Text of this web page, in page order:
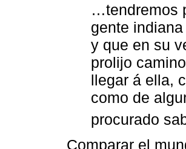
…tendremos
gente
y que en su
prolijo
llegar á ella,
como de
procurado
Comparar el